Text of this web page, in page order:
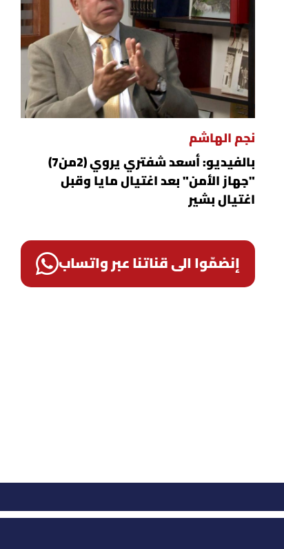
نجم الهاشم
بالفيديو: أسعد شفتري يروي (2من7)
"جهاز الأمن" بعد اغتيال مايا وقبل
اغتيال بشير
إنضمّوا الى قناتنا عبر واتساب